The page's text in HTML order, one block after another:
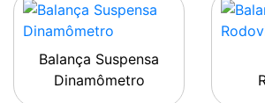
Balança Suspensa
Dinamômetro